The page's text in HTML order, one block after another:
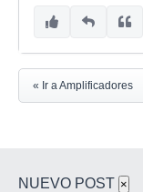
« Ir a Amplificadores
NUEVO POST ×